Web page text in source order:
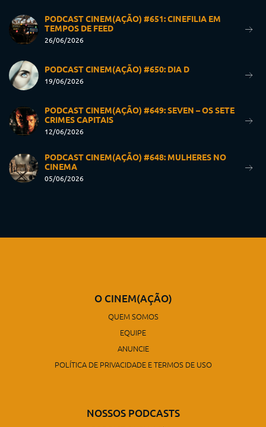
PODCAST CINEM(AÇÃO) #651: CINEFILIA EM
TEMPOS DE FEED
26/06/2026
PODCAST CINEM(AÇÃO) #650: DIA D
19/06/2026
PODCAST CINEM(AÇÃO) #649: SEVEN – OS SETE
CRIMES CAPITAIS
12/06/2026
PODCAST CINEM(AÇÃO) #648: MULHERES NO
CINEMA
05/06/2026
O CINEM(AÇÃO)
QUEM SOMOS
EQUIPE
ANUNCIE
POLÍTICA DE PRIVACIDADE E TERMOS DE USO
NOSSOS PODCASTS